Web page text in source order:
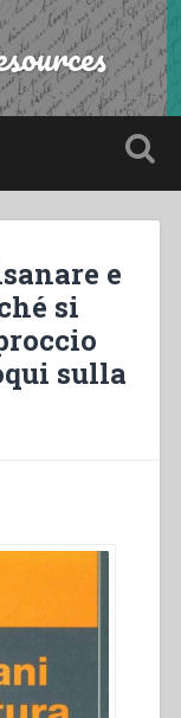
e
si
sulla